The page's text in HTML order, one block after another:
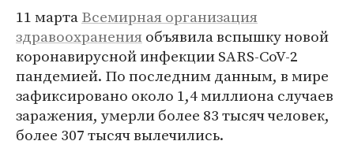
11 мартаВсемирная организация
здравоохранения объявила вспышку новой
коронавирусной инфекции SARS-CoV-2
пандемией. По последним данным, в мире
зафиксировано около 1,4 миллиона случаев
заражения, умерли более 83 тысяч человек,
более 307 тысяч вылечились.